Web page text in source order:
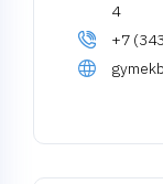
4
+7